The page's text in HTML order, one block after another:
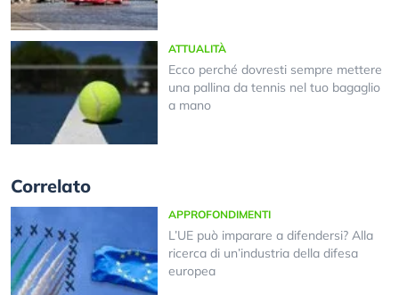
ATTUALITÀ
Ecco perché dovresti sempre mettere
una pallina da tennis nel tuo bagaglio
a mano
Correlato
APPROFONDIMENTI
L’UE può imparare a difendersi? Alla
ricerca di un’industria della difesa
europea